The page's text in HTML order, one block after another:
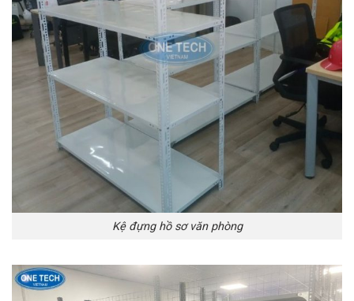
Kệ đựng hồ sơ văn phòng